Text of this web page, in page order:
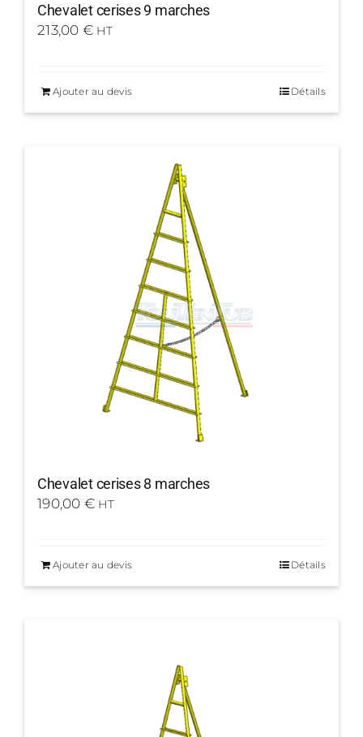
Chevalet cerises 9 marches
213,00 € HT
Ajouter au devis Détails
Chevalet cerises 8 marches
190,00 € HT
Ajouter au devis Détails